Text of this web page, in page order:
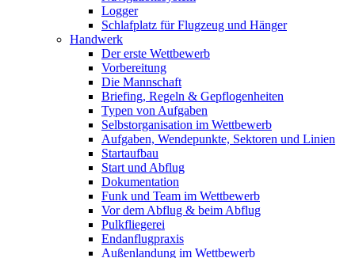
Logger
Schlafplatz für Flugzeug und Hänger
Handwerk
Der erste Wettbewerb
Vorbereitung
Die Mannschaft
Briefing, Regeln & Gepflogenheiten
Typen von Aufgaben
Selbstorganisation im Wettbewerb
Aufgaben, Wendepunkte, Sektoren und Linien
Startaufbau
Start und Abflug
Dokumentation
Funk und Team im Wettbewerb
Vor dem Abflug & beim Abflug
Pulkfliegerei
Endanflugpraxis
Außenlandung im Wettbewerb